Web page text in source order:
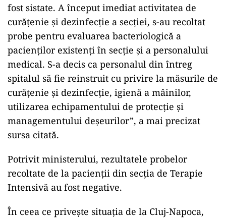
fost sistate. A început imediat activitatea de
curăţenie şi dezinfecţie a secţiei, s-au recoltat
probe pentru evaluarea bacteriologică a
pacienţilor existenţi în secţie şi a personalului
medical. S-a decis ca personalul din întreg
spitalul să fie reinstruit cu privire la măsurile de
curăţenie şi dezinfecţie, igienă a mâinilor,
utilizarea echipamentului de protecţie şi
managementului deşeurilor”, a mai precizat
sursa citată.
Potrivit ministerului, rezultatele probelor
recoltate de la pacienţii din secţia de Terapie
Intensivă au fost negative.
În ceea ce priveşte situaţia de la Cluj-Napoca,